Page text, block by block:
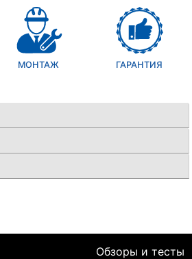
МОНТАЖ ГАРАНТИЯ
Обзоры и тесты